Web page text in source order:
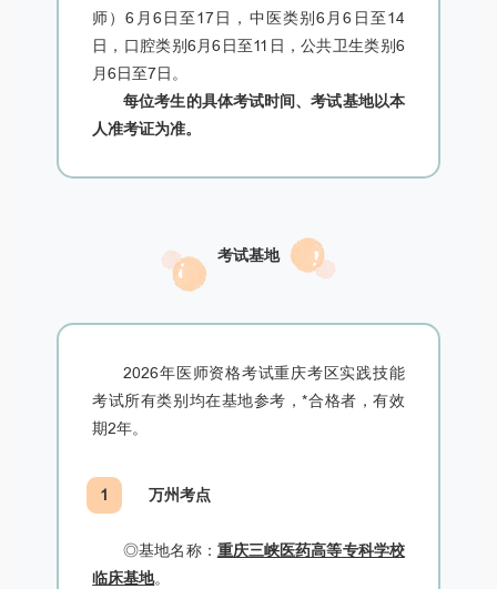
师）6月6日至17日，中医类别6月6日至14
日，口腔类别6月6日至11日，公共卫生类别6
月6日至7日。
每位考生的具体考试时间、考试基地以本
人准考证为准。
考试基地
2026年医师资格考试重庆考区实践技能
考试所有类别均在基地参考，*合格者，有效
期2年。
1 万州考点
◎基地名称： 重庆三峡医药高等专科学校
临床基地。